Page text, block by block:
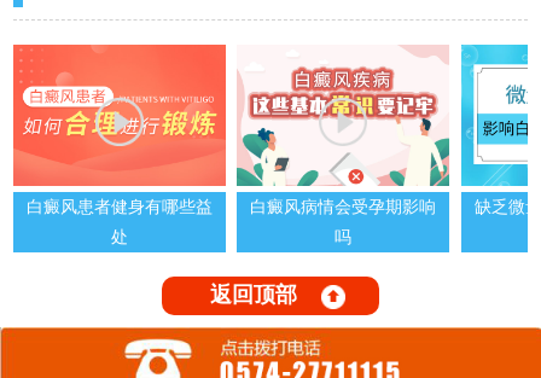
白癜风患者健身有哪些益
处
白癜风病情会受孕期影响
吗
缺乏微
返回顶部